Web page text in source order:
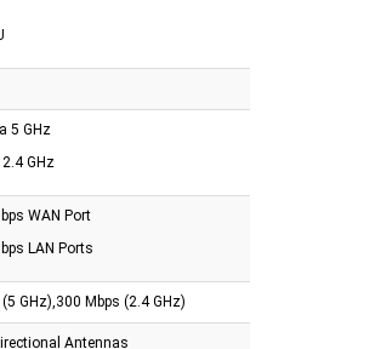
5 GHz
GHz
WAN Port
LAN Ports
GHz),300 Mbps (2.4 GHz)
Antennas